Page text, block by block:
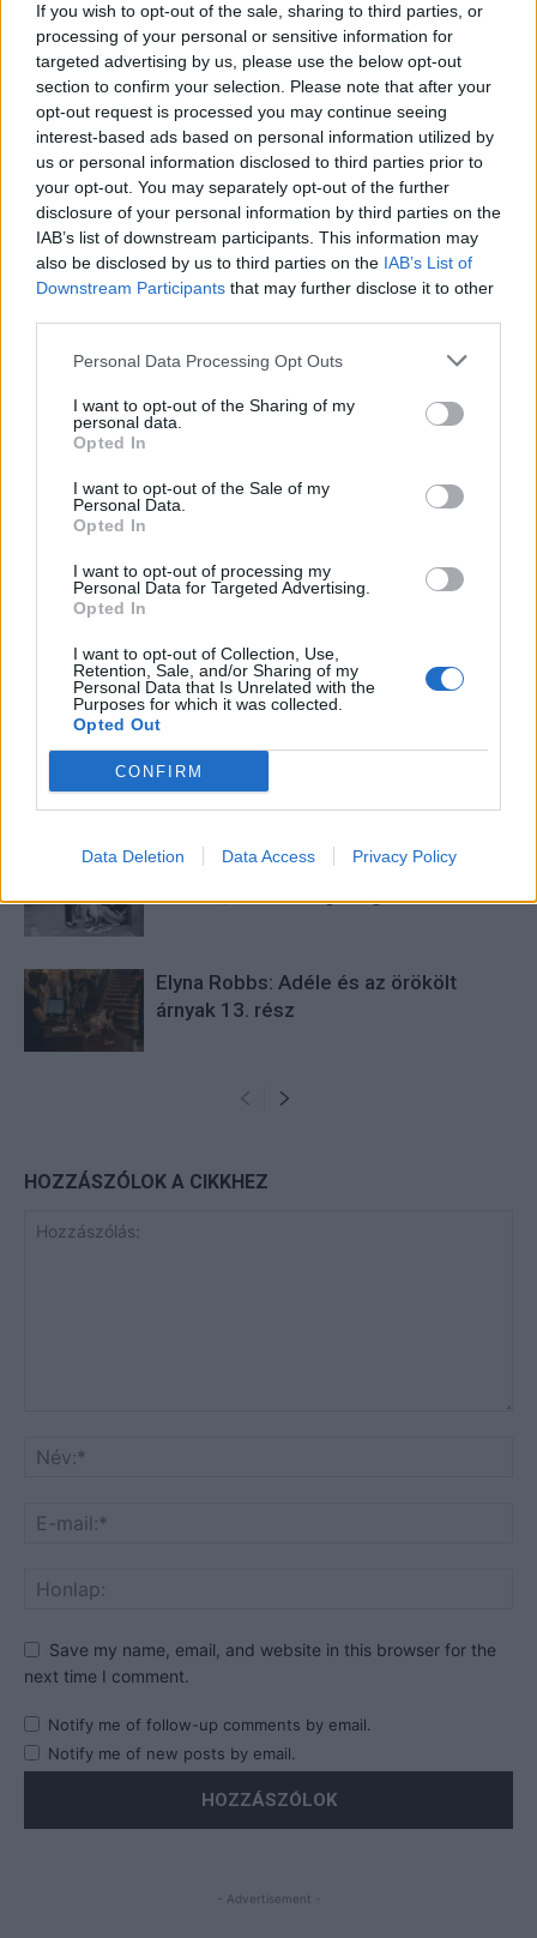
If you wish to opt-out of the sale, sharing to third parties, or
processing of your personal or sensitive information for
targeted advertising by us, please use the below opt-out
section to confirm your selection. Please note that after your
opt-out request is processed you may continue seeing
interest-based ads based on personal information utilized by
us or personal information disclosed to third parties prior to
your opt-out. You may separately opt-out of the further
disclosure of your personal information by third parties on the
IAB’s list of downstream participants. This information may
also be disclosed by us to third parties on the IAB’s List of
Downstream Participants that may further disclose it to other
Personal Data Processing Opt Outs
I want to opt-out of the Sharing of my
personal data.
Opted In
I want to opt-out of the Sale of my
Personal Data.
Opted In
I want to opt-out of processing my
Personal Data for Targeted Advertising.
Opted In
I want to opt-out of Collection, Use,
Retention, Sale, and/or Sharing of my
Personal Data that Is Unrelated with the
Purposes for which it was collected.
Opted Out
CONFIRM
Data Deletion Data Access Privacy Policy
vállát, de az alvó nem reagált rá. – Mamika, nem alhatja át
a megállót! – szólt erőteljesebben hozzá, mire az
öregasszony szeme kinyílt, és álmosan pislantott egyet.
Folytatjuk…
T. Barnett
KAPCSOLÓDÓ CIKKEK TÖBB A SZERZŐTŐL
Minka 11. rész
Pedig szóltam… – Miért nem hiszünk a
Elyna Robbs: Adéle és az örökölt
árnyak 13. rész
HOZZÁSZÓLOK A CIKKHEZ
Save my name, email, and website in this browser for the
next time I comment.
Notify me of follow-up comments by email.
Notify me of new posts by email.
- Advertisement -